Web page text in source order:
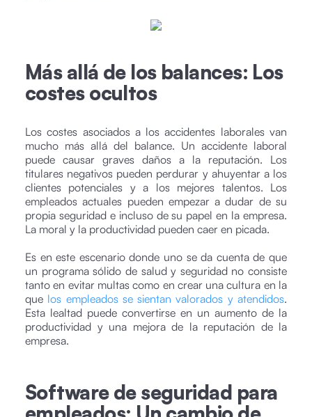
Más allá de los balances: Los
costes ocultos
Los costes asociados a los accidentes laborales van
mucho más allá del balance. Un accidente laboral
puede causar graves daños a la reputación. Los
titulares negativos pueden perdurar y ahuyentar a los
clientes potenciales y a los mejores talentos. Los
empleados actuales pueden empezar a dudar de su
propia seguridad e incluso de su papel en la empresa.
La moral y la productividad pueden caer en picada.
Es en este escenario donde uno se da cuenta de que
un programa sólido de salud y seguridad no consiste
tanto en evitar multas como en crear una cultura en la
que los empleados se sientan valorados y atendidos.
Esta lealtad puede convertirse en un aumento de la
productividad y una mejora de la reputación de la
empresa.
Software de seguridad para